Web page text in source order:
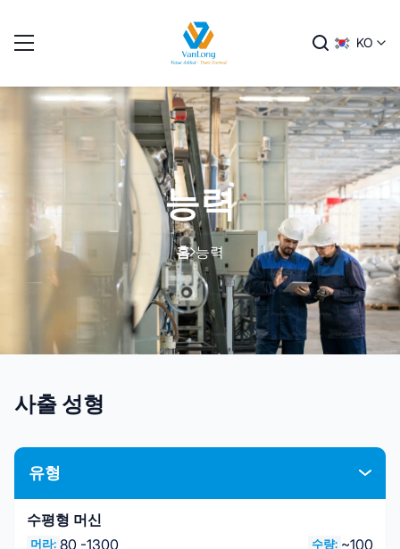
KO
능력
홈 능력
사출 성형
유형
수평형 머신
머라: 80 -1300 수량: ~100